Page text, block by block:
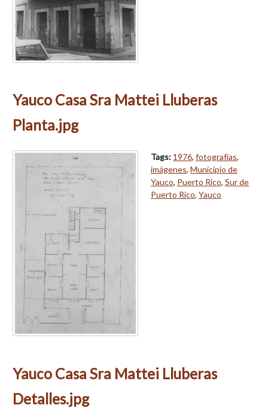
Yauco Casa Sra Mattei Lluberas
Planta.jpg
Tags: 1976, fotografías,
imágenes, Municipio de
Yauco, Puerto Rico, Sur de
Puerto Rico, Yauco
Yauco Casa Sra Mattei Lluberas
Detalles.jpg